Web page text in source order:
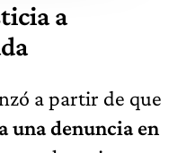
a
a partir de que
una denuncia en